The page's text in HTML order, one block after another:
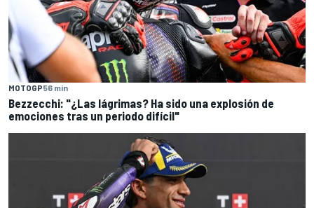
MOTOGP56 min
Bezzecchi: "¿Las lágrimas? Ha sido una explosión de
emociones tras un periodo difícil"